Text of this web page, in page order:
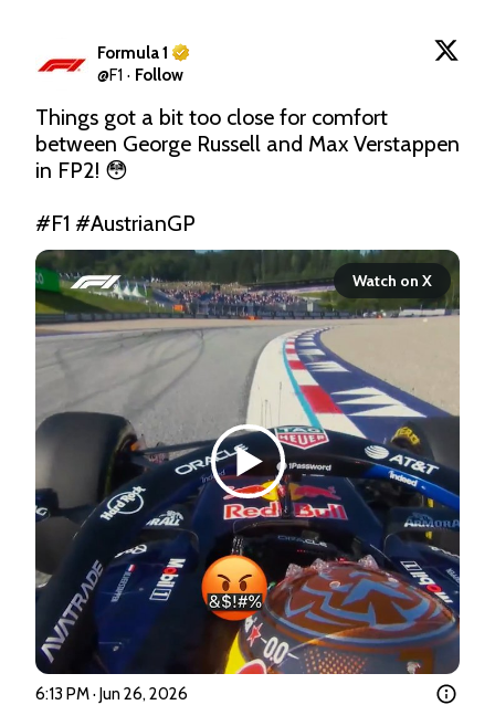
Formula 1
@F1 · Follow
Things got a bit too close for comfort
between George Russell and Max Verstappen
in FP2! 😳
#F1 #AustrianGP
Watch on X
6:13 PM · Jun 26, 2026